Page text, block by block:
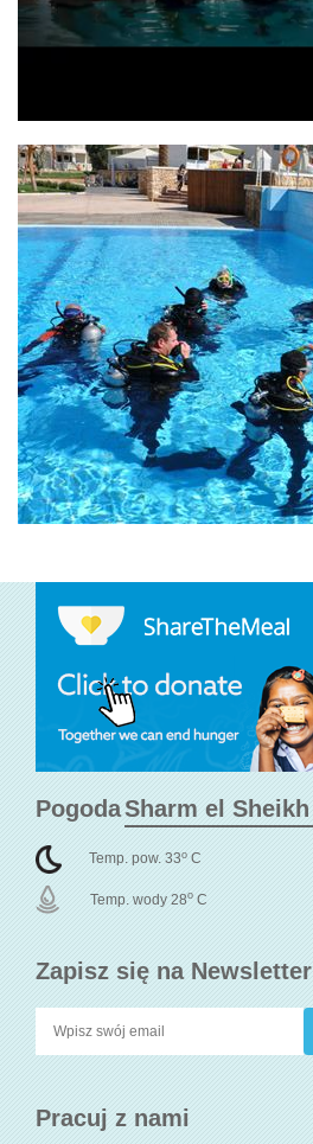
Zapisz się na Newsletter
Pracuj z nami
Pogoda
Temp. pow. 33o C
Temp. wody 28o C